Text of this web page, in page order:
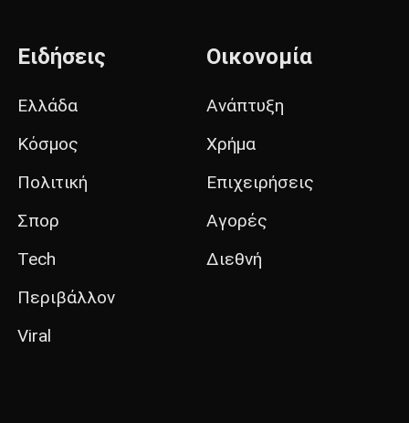
Ειδήσεις
Ελλάδα
Κόσμος
Πολιτική
Σπορ
Tech
Περιβάλλον
Viral
Οικονομία
Ανάπτυξη
Χρήμα
Επιχειρήσεις
Αγορές
Διεθνή